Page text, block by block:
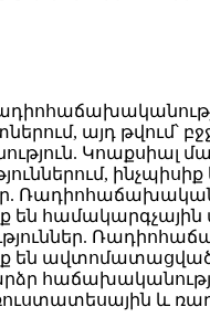
այդ թվում՝
Կոաքսիալ
են
են
և